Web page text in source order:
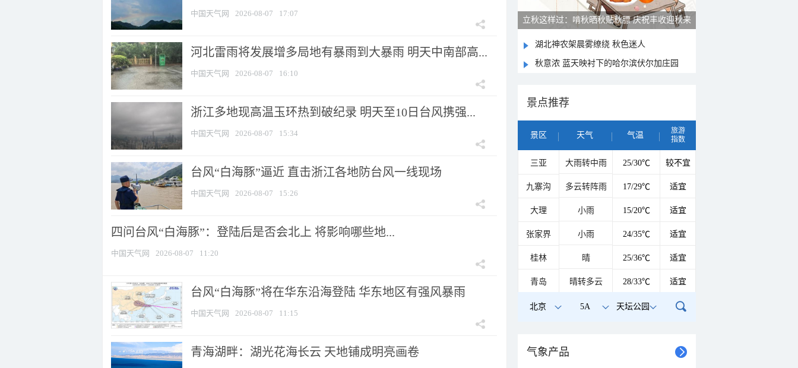
中国天气网 2026-08-07 17:07
河北雷雨将发展增多局地有暴雨到大暴雨 明天中南部高...
中国天气网 2026-08-07 16:10
浙江多地现高温玉环热到破纪录 明天至10日台风携强...
中国天气网 2026-08-07 15:34
台风“白海豚”逼近 直击浙江各地防台风一线现场
中国天气网 2026-08-07 15:26
四问台风“白海豚”：登陆后是否会北上 将影响哪些地...
中国天气网 2026-08-07 11:20
台风“白海豚”将在华东沿海登陆 华东地区有强风暴雨
中国天气网 2026-08-07 11:15
青海湖畔：湖光花海长云 天地铺成明亮画卷
立秋这样过：啃秋晒秋贴秋膘 庆祝丰收迎秋来
湖北神农架晨雾缭绕 秋色迷人
秋意浓 蓝天映衬下的哈尔滨伏尔加庄园
景点推荐
景区 天气 气温
旅游
指数
三亚 大雨转中雨 25/30℃ 较不宜
九寨沟 多云转阵雨 17/29℃ 适宜
大理 小雨 15/20℃ 适宜
张家界 小雨 24/35℃ 适宜
桂林 晴 25/36℃ 适宜
青岛 晴转多云 28/33℃ 适宜
北京 5A 天坛公园
气象产品